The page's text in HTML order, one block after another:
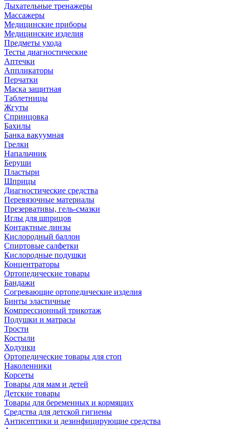
Дыхательные тренажеры
Массажеры
Медицинские приборы
Медицинские изделия
Предметы ухода
Тесты диагностические
Аптечки
Аппликаторы
Перчатки
Маска защитная
Таблетницы
Жгуты
Спринцовка
Бахилы
Банка вакуумная
Грелки
Напальчник
Беруши
Пластыри
Шприцы
Диагностические средства
Перевязочные материалы
Презервативы, гель-смазки
Иглы для шприцов
Контактные линзы
Кислородный баллон
Спиртовые салфетки
Кислородные подушки
Концентраторы
Ортопедические товары
Бандажи
Согревающие ортопедические изделия
Бинты эластичные
Компрессионный трикотаж
Подушки и матрасы
Трости
Костыли
Ходунки
Ортопедические товары для стоп
Наколенники
Корсеты
Товары для мам и детей
Детские товары
Товары для беременных и кормящих
Средства для детской гигиены
Антисептики и дезинфицирующие средства